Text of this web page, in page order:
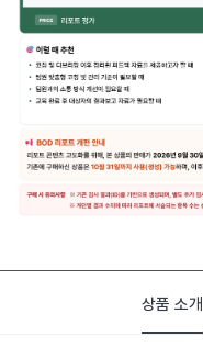
상품 소개